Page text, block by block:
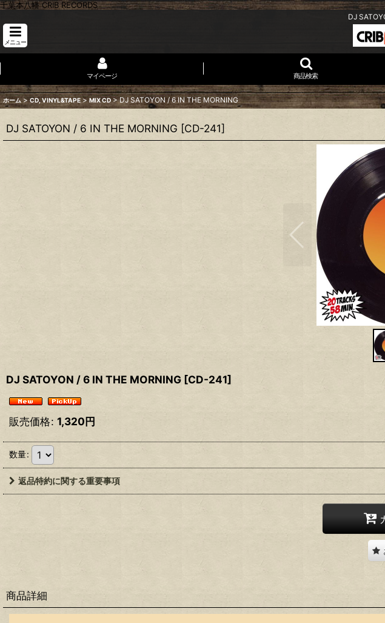
千葉本八幡 CRIB RECORDS
DJ
メニュー
マイページ 商品検索
ホーム > CD, VINYL&TAPE > MIX CD > DJ SATOYON / 6 IN THE MORNING
DJ SATOYON / 6 IN THE MORNING [CD-241]
DJ SATOYON / 6 IN THE MORNING [CD-241]
販売価格: 1,320円
数量:
返品特約に関する重要事項
商品詳細